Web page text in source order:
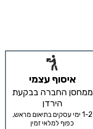
איסוף עצמי
ממחסן החברה בבקעת
הירדן
1-2 ימי עסקים בתיאום מראש,
כפוף למלאי זמין